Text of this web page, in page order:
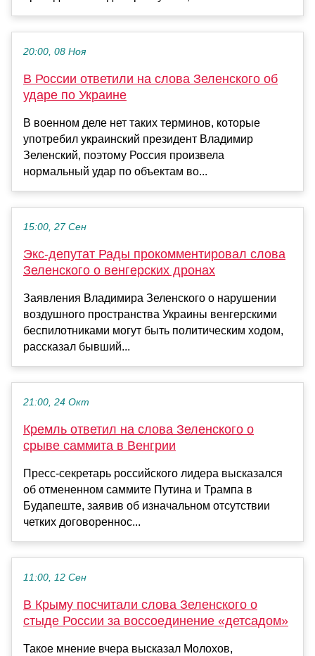
20:00, 08 Ноя
В России ответили на слова Зеленского об
ударе по Украине
В военном деле нет таких терминов, которые
употребил украинский президент Владимир
Зеленский, поэтому Россия произвела
нормальный удар по объектам во...
15:00, 27 Сен
Экс-депутат Рады прокомментировал слова
Зеленского о венгерских дронах
Заявления Владимира Зеленского о нарушении
воздушного пространства Украины венгерскими
беспилотниками могут быть политическим ходом,
рассказал бывший...
21:00, 24 Окт
Кремль ответил на слова Зеленского о
срыве саммита в Венгрии
Пресс-секретарь российского лидера высказался
об отмененном саммите Путина и Трампа в
Будапеште, заявив об изначальном отсутствии
четких договореннос...
11:00, 12 Сен
В Крыму посчитали слова Зеленского о
стыде России за воссоединение «детсадом»
Такое мнение вчера высказал Молохов,